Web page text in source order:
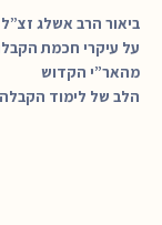
ביאור הרב אשלג זצ”ל
על עיקרי חכמת
מהאר”י הקדוש
הלב של לימוד הקבלה